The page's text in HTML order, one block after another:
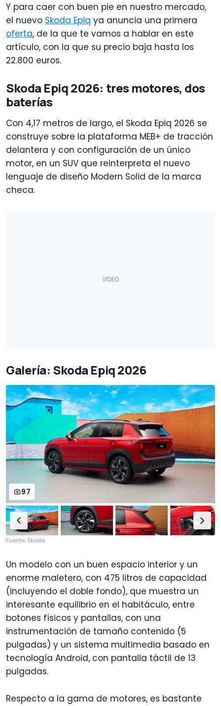
Y para caer con buen pie en nuestro mercado,
el nuevo Skoda Epiq ya anuncia una primera
oferta, de la que te vamos a hablar en este
artículo, con la que su precio baja hasta los
22.800 euros.
Skoda Epiq 2026: tres motores, dos
baterías
Con 4,17 metros de largo, el Skoda Epiq 2026 se
construye sobre la plataforma MEB+ de tracción
delantera y con configuración de un único
motor, en un SUV que reinterpreta el nuevo
lenguaje de diseño Modern Solid de la marca
checa.
Galería: Skoda Epiq 2026
97
Fuente: Skoda
Un modelo con un buen espacio interior y un
enorme maletero, con 475 litros de capacidad
(incluyendo el doble fondo), que muestra un
interesante equilibrio en el habitáculo, entre
botones físicos y pantallas, con una
instrumentación de tamaño contenido (5
pulgadas) y un sistema multimedia basado en
tecnología Android, con pantalla táctil de 13
pulgadas.
Respecto a la gama de motores, es bastante